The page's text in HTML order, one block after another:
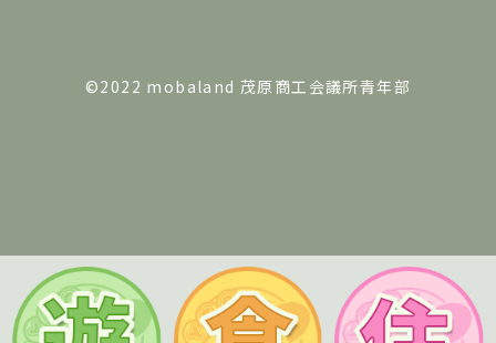
©2022 mobaland 茂原商工会議所青年部